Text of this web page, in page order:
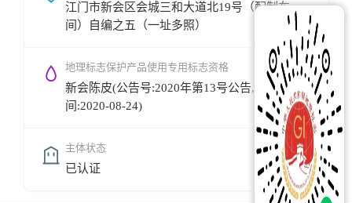
江门市新会区会城三和大道北19号（配制车
间）自编之五（一址多照）
地理标志保护产品使用专用标志资格
新会陈皮(公告号:2020年第13号公告,公告时
间:2020-08-24)
主体状态
已认证